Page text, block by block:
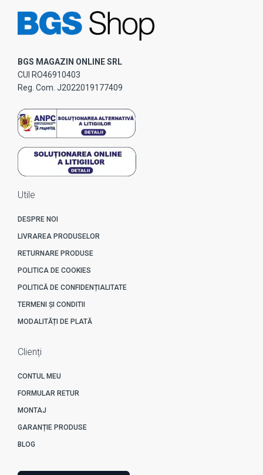
BGS MAGAZIN ONLINE SRL
CUI RO46910403
Reg. Com. J2022019177409
Utile
DESPRE NOI
LIVRAREA PRODUSELOR
RETURNARE PRODUSE
POLITICA DE COOKIES
POLITICĂ DE CONFIDENȚIALITATE
TERMENI ȘI CONDITII
MODALITĂȚI DE PLATĂ
Clienți
CONTUL MEU
FORMULAR RETUR
MONTAJ
GARANȚIE PRODUSE
BLOG